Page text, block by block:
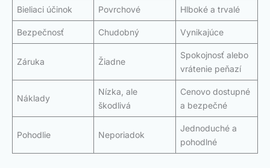
Bieliaci účinok Povrchové Hlboké a trvalé
Bezpečnosť Chudobný Vynikajúce
Záruka Žiadne
Spokojnosť alebo
vrátenie peňazí
Náklady
Nízka, ale
škodlivá
Cenovo dostupné
a bezpečné
Pohodlie Neporiadok
Jednoduché a
pohodlné